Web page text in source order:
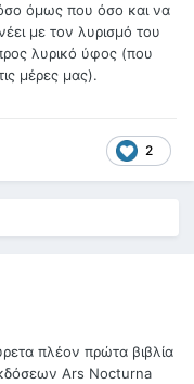
όμως που όσο και να
με τον λυρισμό του
λυρικό ύφος (που
μέρες μας).
2
πλέον πρώτα βιβλία
Ars Nocturna